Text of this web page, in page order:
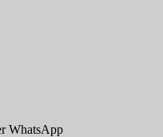
WhatsApp